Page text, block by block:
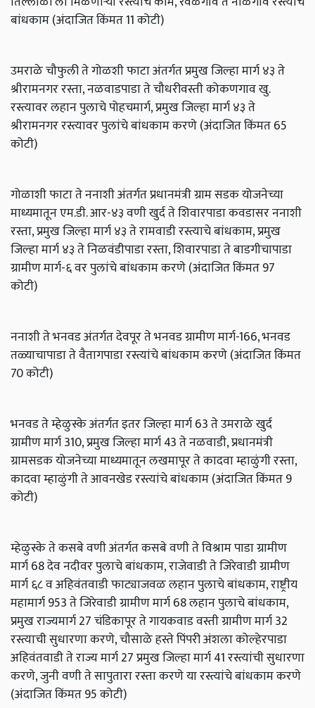
बांधकाम (अंदाजित किंमत 11 कोटी)
उमराळे चौफुली ते गोळशी फाटा अंतर्गत प्रमुख जिल्हा मार्ग ४३ ते
श्रीरामनगर रस्ता, नळवाडपाडा ते चौधरीवस्ती कोकणगाव खु.
रस्त्यावर लहान पुलाचे पोहचमार्ग, प्रमुख जिल्हा मार्ग ४३ ते
श्रीरामनगर रस्त्यावर पुलांचे बांधकाम करणे (अंदाजित किंमत 65
कोटी)
गोळाशी फाटा ते ननाशी अंतर्गत प्रधानमंत्री ग्राम सडक योजनेच्या
माध्यमातून एम.डी. आर-४३ वणी खुर्द ते शिवारपाडा कवडासर ननाशी
रस्ता, प्रमुख जिल्हा मार्ग ४३ ते रामवाडी रस्त्याचे बांधकाम, प्रमुख
जिल्हा मार्ग ४३ ते निळवंडीपाडा रस्ता, शिवारपाडा ते बाडगीचापाडा
ग्रामीण मार्ग-६ वर पुलांचे बांधकाम करणे (अंदाजित किंमत 97
कोटी)
ननाशी ते भनवड अंतर्गत देवपूर ते भनवड ग्रामीण मार्ग-166, भनवड
तळ्याचापाडा ते वैतागपाडा रस्त्यांचे बांधकाम करणे (अंदाजित किंमत
70 कोटी)
भनवड ते म्हेळुस्के अंतर्गत इतर जिल्हा मार्ग 63 ते उमराळे खुर्द
ग्रामीण मार्ग 310, प्रमुख जिल्हा मार्ग 43 ते नळवाडी, प्रधानमंत्री
ग्रामसडक योजनेच्या माध्यमातून लखमापूर ते कादवा म्हाळुंगी रस्ता,
कादवा म्हाळुंगी ते आवनखेड रस्त्यांचे बांधकाम (अंदाजित किंमत 9
कोटी)
म्हेळुस्के ते कसबे वणी अंतर्गत कसबे वणी ते विश्राम पाडा ग्रामीण
मार्ग 68 देव नदीवर पुलाचे बांधकाम, राजेवाडी ते जिरेवाडी ग्रामीण
मार्ग ६८ व अहिवंतवाडी फाट्याजवळ लहान पुलाचे बांधकाम, राष्ट्रीय
महामार्ग 953 ते जिरेवाडी ग्रामीण मार्ग 68 लहान पुलाचे बांधकाम,
प्रमुख राज्यमार्ग 27 चंडिकापूर ते गायकवाड वस्ती ग्रामीण मार्ग 32
रस्त्याची सुधारणा करणे, चौसाळे हस्ते पिंपरी अंशला कोल्हेरपाडा
अहिवंतवाडी ते राज्य मार्ग 27 प्रमुख जिल्हा मार्ग 41 रस्त्यांची सुधारणा
करणे, जुनी वणी ते सापुतारा रस्ता करणे या रस्त्यांचे बांधकाम करणे
(अंदाजित किंमत 95 कोटी)